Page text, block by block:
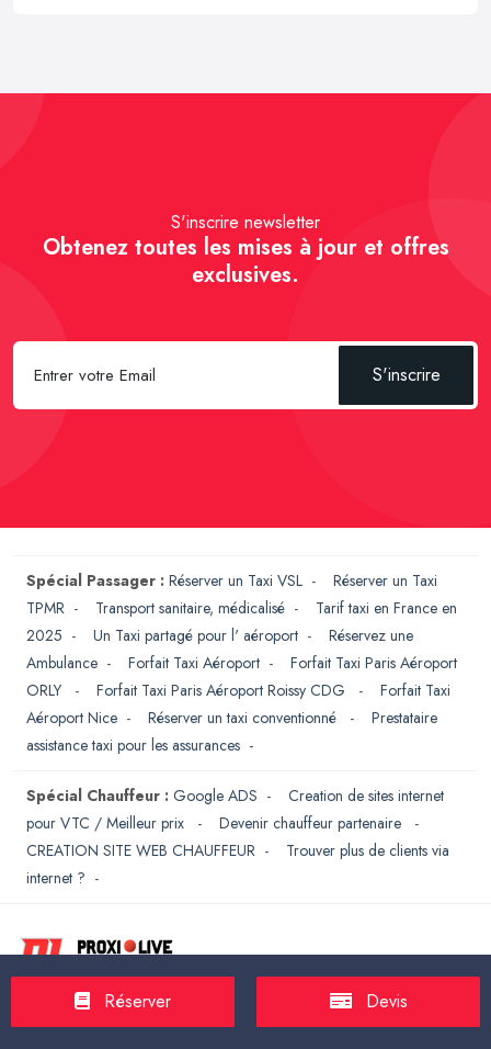
S'inscrire newsletter
Obtenez toutes les mises à jour et offres
exclusives.
S'inscrire
Spécial Passager : Réserver un Taxi VSL - Réserver un Taxi
TPMR - Transport sanitaire, médicalisé - Tarif taxi en France en
2025 - Un Taxi partagé pour l' aéroport - Réservez une
Ambulance - Forfait Taxi Aéroport - Forfait Taxi Paris Aéroport
ORLY
- Forfait Taxi Paris Aéroport Roissy CDG - Forfait Taxi
Aéroport Nice - Réserver un taxi conventionné - Prestataire
assistance taxi pour les assurances -
Spécial Chauffeur : Google ADS - Creation de sites internet
pour VTC / Meilleur prix
- Devenir chauffeur partenaire
-
CREATION SITE WEB CHAUFFEUR - Trouver plus de clients via
internet ? -
208 rue Championnet Paris 75018 France
Réserver Devis